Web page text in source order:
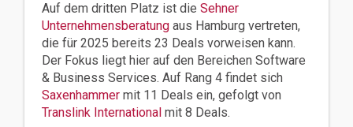
Auf dem dritten Platz ist die Sehner
Unternehmensberatungaus Hamburg vertreten,
die für 2025 bereits 23 Deals vorweisen kann.
Der Fokus liegt hier auf den Bereichen Software
& Business Services. Auf Rang 4 findet sich
Saxenhammermit 11 Deals ein, gefolgt von
Translink International mit 8 Deals.